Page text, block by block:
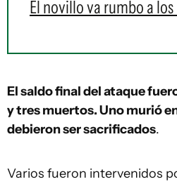
El novillo va rumbo a
El saldo final del ataque
y tres muertos. Uno murió
debieron ser sacrificados.
Varios fueron intervenidos